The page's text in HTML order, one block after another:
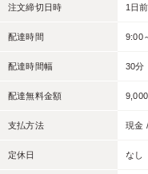
注文締切日時 1日
配達時間 9:00
配達時間幅 30分
配達無料金額
支払方法 現金
定休日 なし